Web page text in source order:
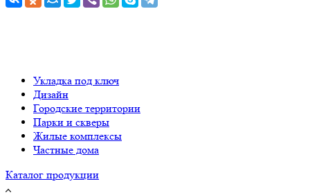
Укладка под ключ
Дизайн
Городские территории
Парки и скверы
Жилые комплексы
Частные дома
Каталог продукции